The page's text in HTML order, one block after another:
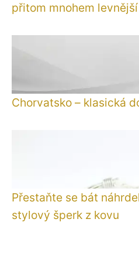
přitom mnohem
Chorvatsko – klasická
Přestaňte se bát
stylový šperk z kovu